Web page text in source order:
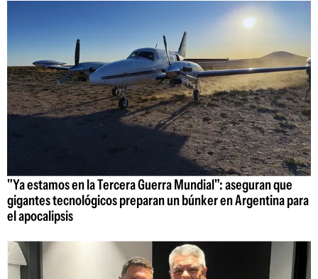
"Ya estamos en la Tercera Guerra Mundial": aseguran que
gigantes tecnológicos preparan un búnker en Argentina para
el apocalipsis